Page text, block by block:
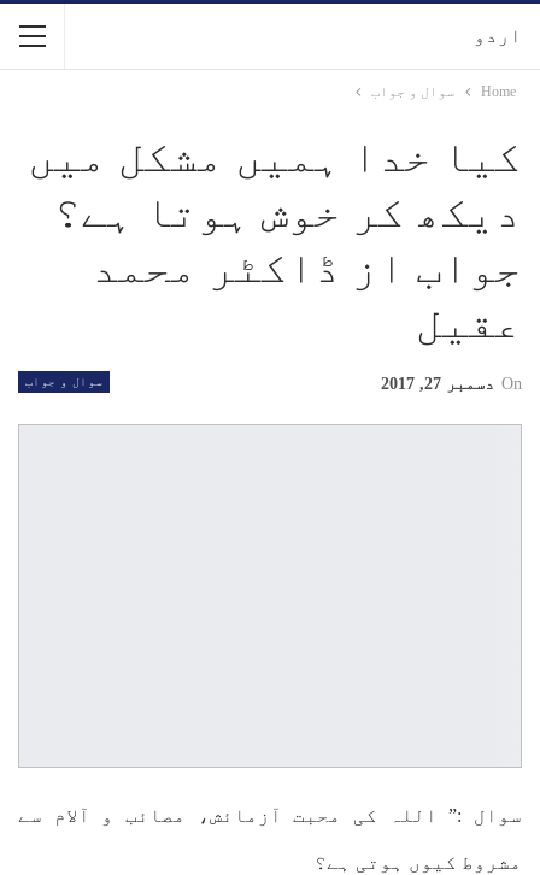
اردو
Home سوال و جواب
کیا خدا ہمیں مشکل میں
دیکھ کر خوش ہوتا ہے؟
جواب از ڈاکٹر محمد
عقیل
سوال و جواب On دسمبر 27, 2017
سوال :” اللہ کی محبت آزمائش، مصائب و آلام سے
مشروط کیوں ہوتی ہے؟